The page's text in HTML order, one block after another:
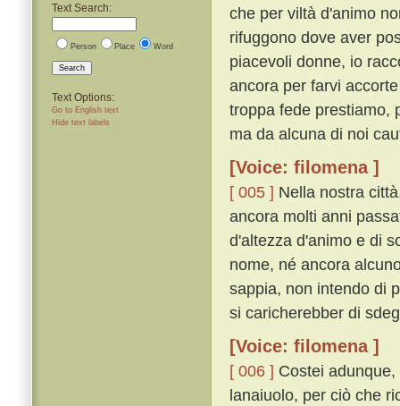
Text Search:
Person Place Word
Search
Text Options:
Go to English text
Hide text labels
che per viltà d'animo
rifuggono dove aver
piacevoli donne, io
ancora per farvi
troppa fede prestiamo,
ma da alcuna di noi
[Voice: filomena ]
[ 005 ] Nella nostra
ancora molti anni
d'altezza d'animo e di
nome, né ancora
sappia, non intendo di
si caricherebber di
[Voice: filomena ]
[ 006 ] Costei
lanaiuolo, per ciò che